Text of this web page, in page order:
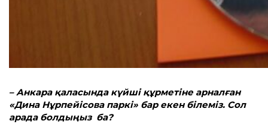
– Анкара қаласында күйші құрметіне арналған
«Дина Нұрпейісова паркі» бар екен білеміз. Сол
арада болдыңыз ба?